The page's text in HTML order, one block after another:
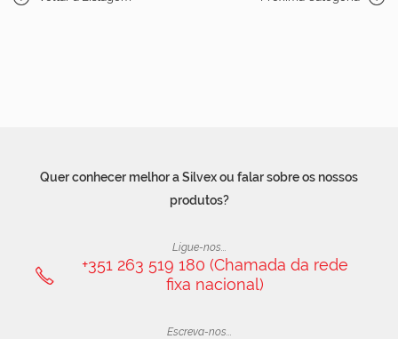
Quer conhecer melhor a Silvex ou falar sobre os nossos
produtos?
Ligue-nos...
+351 263 519 180 (Chamada da rede
fixa nacional)
Escreva-nos...